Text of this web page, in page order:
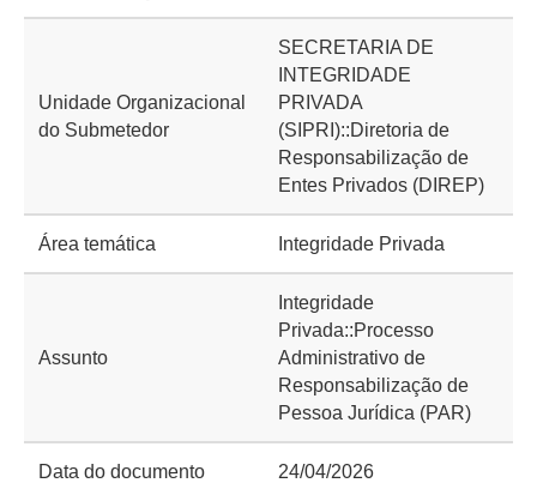
Unidade Organizacional
do Submetedor
SECRETARIA DE
INTEGRIDADE
PRIVADA
(SIPRI)::Diretoria de
Responsabilização de
Entes Privados (DIREP)
Área temática Integridade Privada
Assunto
Integridade
Privada::Processo
Administrativo de
Responsabilização de
Pessoa Jurídica (PAR)
Data do documento 24/04/2026